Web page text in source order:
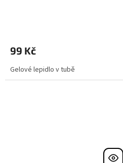
99 Kč
Gelové lepidlo v tubě